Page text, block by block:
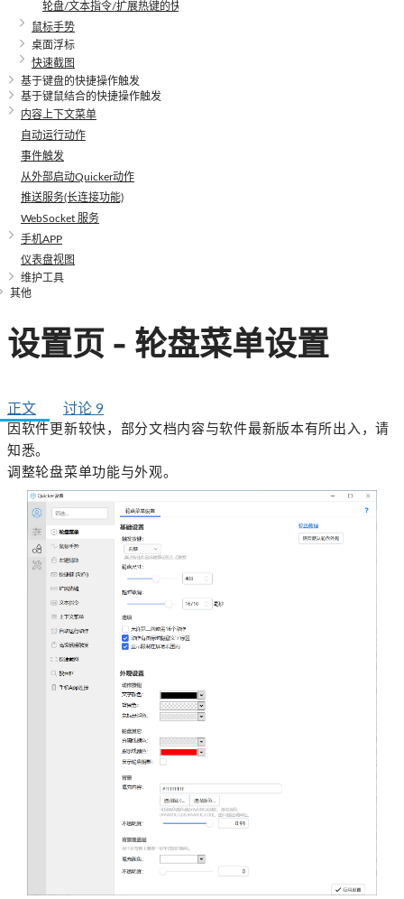
轮盘/文本指令/扩展热键的快速操作设置
鼠标手势
桌面浮标
快速截图
基于键盘的快捷操作触发
基于键鼠结合的快捷操作触发
内容上下文菜单
自动运行动作
事件触发
从外部启动Quicker动作
推送服务(长连接功能)
WebSocket 服务
手机APP
仪表盘视图
维护工具
其他
设置页 - 轮盘菜单设置
正文 讨论 9
因软件更新较快，部分文档内容与软件最新版本有所出入，请
知悉。
调整轮盘菜单功能与外观。